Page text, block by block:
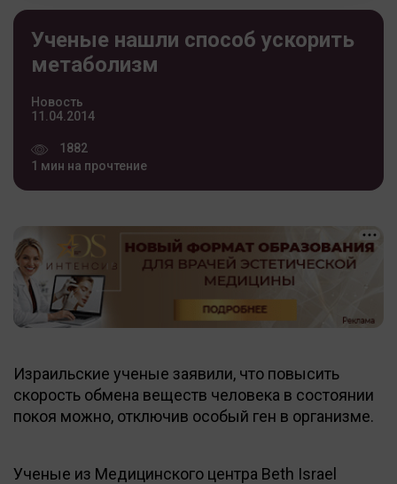
Ученые нашли способ ускорить
метаболизм
Новость
11.04.2014
1882
1 мин на прочтение
Израильские ученые заявили, что повысить
скорость обмена веществ человека в состоянии
покоя можно, отключив особый ген в организме.
Ученые из Медицинского центра Beth Israel